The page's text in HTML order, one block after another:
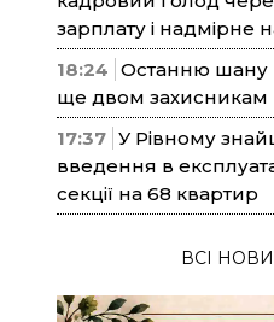
зарплату і надмірне
18:24 Останню шану
ще двом захисникам
17:37 У Рівному
введення в
секції на 68 квартир
ВСІ